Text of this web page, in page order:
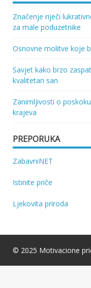
Značenje riječi
za male poduzetnike
Osnovne molitve koje
Savjet kako brzo
kvalitetan san
Zanimljivosti o
krajeva
PREPORUKA
ZabavniNET
Istinite priče
Ljekovita priroda
© 2025 Motivacione